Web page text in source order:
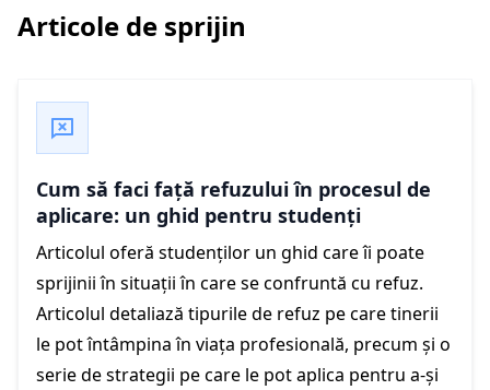
Articole de sprijin
Cum să faci față refuzului în procesul de
aplicare: un ghid pentru studenți
Articolul oferă studenților un ghid care îi poate
sprijinii în situații în care se confruntă cu refuz.
Articolul detaliază tipurile de refuz pe care tinerii
le pot întâmpina în viața profesională, precum și o
serie de strategii pe care le pot aplica pentru a-și